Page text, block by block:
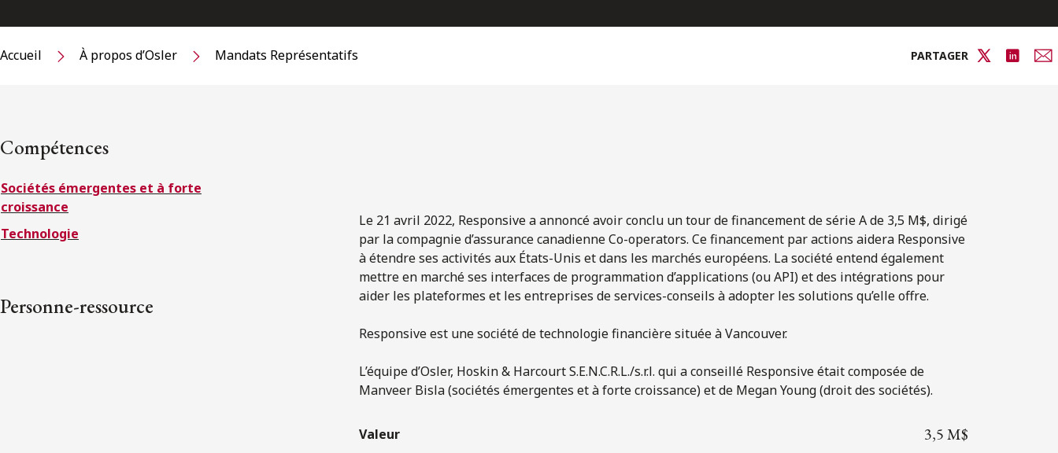
Accueil À propos d’Osler Mandats Représentatifs PARTAGER
Compétences
Sociétés émergentes et à forte
croissance
Technologie
Personne-ressource
Le 21 avril 2022, Responsive a annoncé avoir conclu un tour de financement de série A de 3,5 M$, dirigé
par la compagnie d’assurance canadienne Co-operators. Ce financement par actions aidera Responsive
à étendre ses activités aux États-Unis et dans les marchés européens. La société entend également
mettre en marché ses interfaces de programmation d’applications (ou API) et des intégrations pour
aider les plateformes et les entreprises de services-conseils à adopter les solutions qu’elle offre.
Responsive est une société de technologie financière située à Vancouver.
L’équipe d’Osler, Hoskin & Harcourt S.E.N.C.R.L./s.r.l. qui a conseillé Responsive était composée de
Manveer Bisla (sociétés émergentes et à forte croissance) et de Megan Young (droit des sociétés).
Valeur 3,5 M$